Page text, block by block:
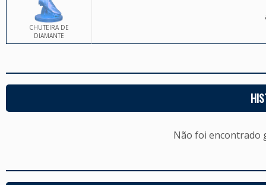
CHUTEIRA DE
DIAMANTE
Não foi encontrado